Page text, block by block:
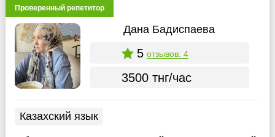
Проверенный репетитор
Дана Бадиспаева
5 отзывов: 4
3500 тнг/час
Казахский язык